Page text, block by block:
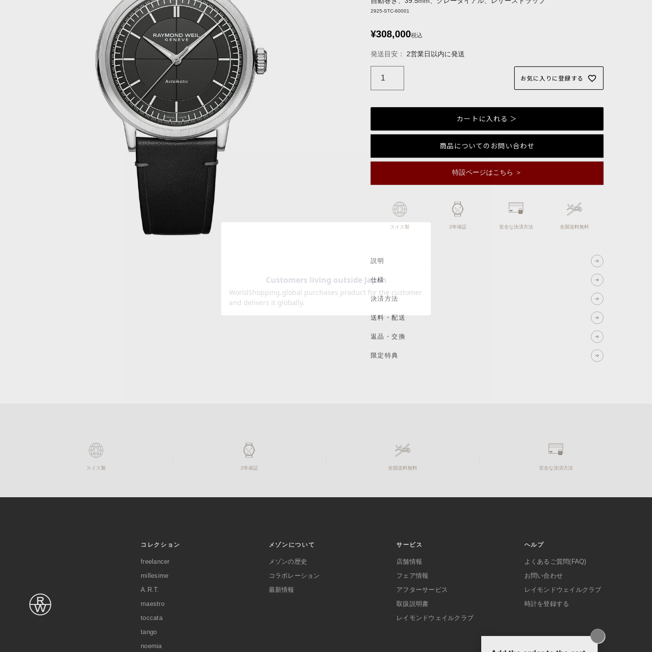
2925-STC-60001
¥308,000税込
発送目安： 2営業日以内に発送
お気に入りに登録する
カートに入れる ＞
商品についてのお問い合わせ
特設ページはこちら ＞
スイス製 2年保証 安全な決済方法 全国送料無料
説明
仕様
決済方法
送料・配送
返品・交換
限定特典
スイス製 2年保証 全国送料無料 安全な決済方法
コレクション
freelancer
millesime
A.R.T.
maestro
toccata
tango
noemia
メゾンについて
メゾンの歴史
コラボレーション
最新情報
サービス
店舗情報
フェア情報
アフターサービス
取扱説明書
レイモンドウェイルクラブ
ヘルプ
よくあるご質問(FAQ)
お問い合わせ
レイモンドウェイルクラブ
時計を登録する